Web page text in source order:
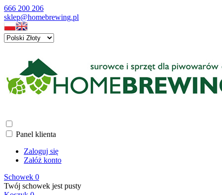
666 200 206
sklep@homebrewing.pl
Panel klienta
Zaloguj się
Załóż konto
Schowek 0
Twój schowek jest pusty